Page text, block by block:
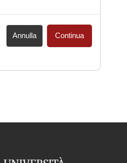
Annulla Continua